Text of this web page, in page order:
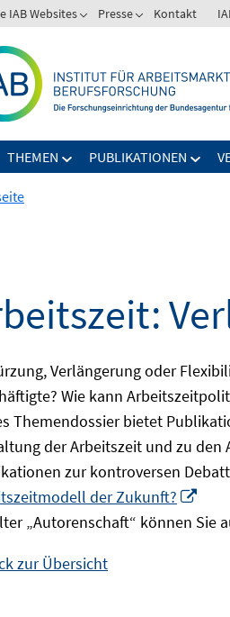
IAB Websites Presse Kontakt
THEMEN PUBLIKATIONEN
Verlängerung oder
Wie kann
Themendossier bietet
der Arbeitszeit und zu
zur kontroversen
der Zukunft?
„Autorenschaft“ können Sie
zur Übersicht